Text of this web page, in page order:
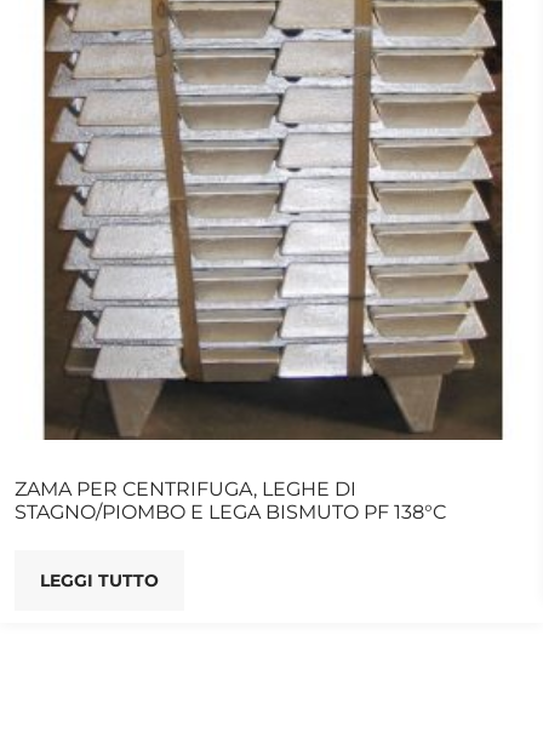
ZAMA PER CENTRIFUGA, LEGHE DI
STAGNO/PIOMBO E LEGA BISMUTO PF 138°C
LEGGI TUTTO